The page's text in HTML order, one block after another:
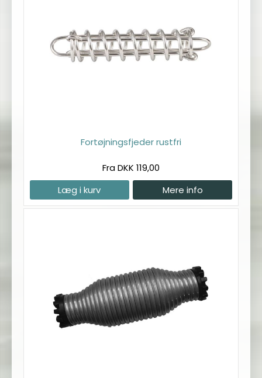
Fortøjningsfjeder rustfri
Fra DKK 119,00
Læg i kurv
Mere info